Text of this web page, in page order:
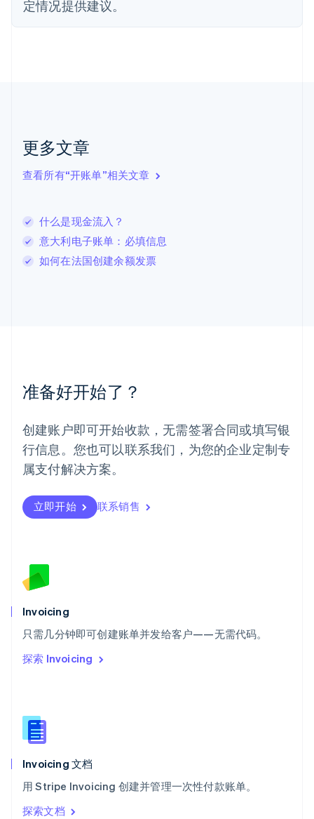
定情况提供建议。
更多文章
查看所有“开账单”相关文章
什么是现金流入？
意大利电子账单：必填信息
如何在法国创建余额发票
准备好开始了？
创建账户即可开始收款，无需签署合同或填写银
行信息。您也可以联系我们，为您的企业定制专
属支付解决方案。
立即开始 联系销售
Invoicing
只需几分钟即可创建账单并发给客户——无需代码。
探索 Invoicing
Invoicing 文档
用 Stripe Invoicing 创建并管理一次性付款账单。
探索文档
荷兰
立陶宛
列支敦士登
FrançaisDeutsch English
罗马尼亚
English
马尔他
English
葡萄牙
日本
日本語 English
瑞典
SvenskaEnglish
Deutsch FrançaisItaliano English
塞浦路斯
English
ไทยEnglish
希腊
English
西班牙
新西兰
English
匈牙利
English
ItalianoEnglish
印度